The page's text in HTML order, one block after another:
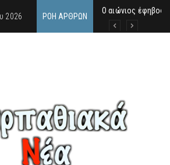
2026 ΡΟΉ ΆΡΘΡΩΝ
Ο αιώνιος έφηβος
Δικαστική
Άμεση